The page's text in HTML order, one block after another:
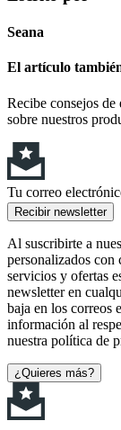
Seana
El artículo
Recibe consejos
sobre nuestros
Tu correo
Recibir newsletter
Al suscribirte a
personalizados con
servicios y ofertas
newsletter en
baja en los correos
información al
nuestra política de
¿Quieres más?